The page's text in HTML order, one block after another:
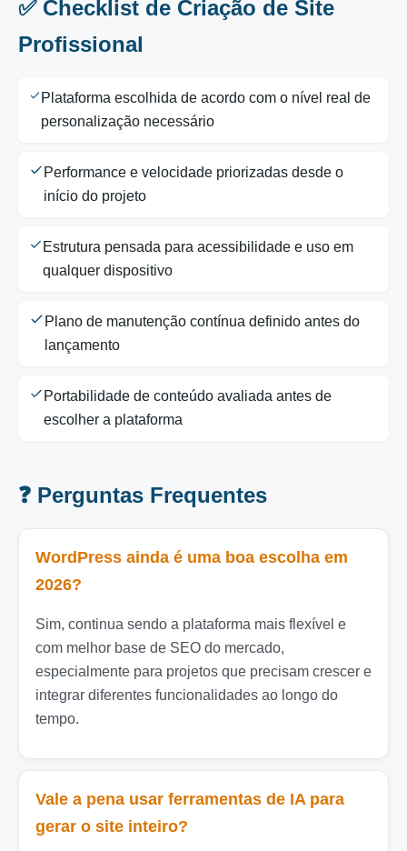
✅ Checklist de Criação de Site
Profissional
Plataforma escolhida de acordo com o nível real de
personalização necessário
Performance e velocidade priorizadas desde o
início do projeto
Estrutura pensada para acessibilidade e uso em
qualquer dispositivo
Plano de manutenção contínua definido antes do
lançamento
Portabilidade de conteúdo avaliada antes de
escolher a plataforma
❓ Perguntas Frequentes
WordPress ainda é uma boa escolha em
2026?
Sim, continua sendo a plataforma mais flexível e
com melhor base de SEO do mercado,
especialmente para projetos que precisam crescer e
integrar diferentes funcionalidades ao longo do
tempo.
Vale a pena usar ferramentas de IA para
gerar o site inteiro?